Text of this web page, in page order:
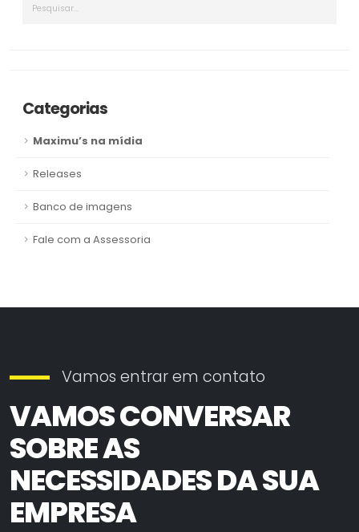
Categorias
Maximu’s na mídia
Releases
Banco de imagens
Fale com a Assessoria
Vamos entrar em contato
VAMOS CONVERSAR
SOBRE AS
NECESSIDADES DA SUA
EMPRESA